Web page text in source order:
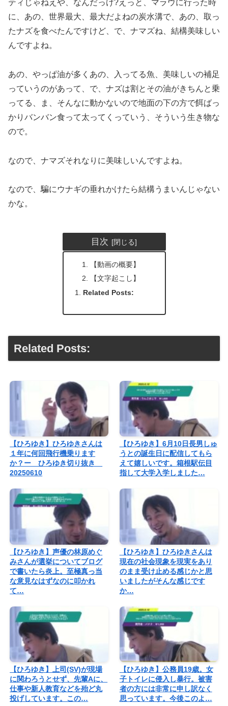
ティじゃねえや、なんだっけ?えっと、マラウに行った時
に、あの、世界最大、最大だよねの炭水溝で、あの、取っ
たナズを食べたんですけど、で、ナマズね、結構美味しい
んですよね。
あの、やっぱ油が多くあの、入ってる魚、美味しいの補足
っていうのがあって、で、ナズは割とその油がきちんと乗
ってる、ま、そんなに動かないので地面の下の方で餌ばっ
かりバンバン食って太ってくっていう、そういう生き物な
ので。
なので、ナマズそれなりに美味しいんですよね。
なので、騙にウナギの垂れかけたら結構うまいんじゃない
かな。
目次
【動画の概要】
【文字起こし】
Related Posts:
Related Posts:
【ひろゆき】ひろゆきさんは
１年に何回飛行機乗ります
か？ー ひろゆき切り抜き
20250610
【ひろゆき】6月10日長男しゅ
うとの誕生日に配信してもら
えて嬉しいです。箱根駅伝目
指して大学入学しました…
【ひろゆき】声優の林原めぐ
みさんが選挙についてブログ
で書いたら炎上。至極真っ当
な意見なはずなのに叩かれ
て…
【ひろゆき】ひろゆきさんは
現在の社会現象を現実をあり
のまま受け止める感じかと思
いましたがそんな感じです
か…
【ひろゆき】上司(SV)が現場
に関わろうとせず、先輩Aに、
仕事や新人教育などを殆ど丸
投げしています。この…
【ひろゆき】公務員19歳。女
子トイレに侵入し暴行。被害
者の方には非常に申し訳なく
思っています。今後このよ…